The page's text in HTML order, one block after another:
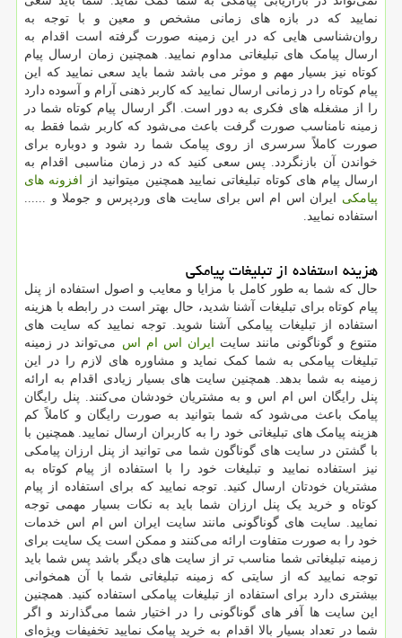
نمایید که در بازه‌ های زمانی مشخص و معین و با توجه به
روان‌شناسی هایی که در این زمینه صورت گرفته است اقدام به
ارسال پیامک ‌های تبلیغاتی مداوم نمایید‌‌. همچنین زمان ارسال پیام
کوتاه نیز بسیار مهم و موثر می باشد شما باید سعی نمایید که این
پیام کوتاه را در زمانی ارسال نمایید که کاربر ذهنی آرام و آسوده دارد
را از مشغله‌ های فکری به دور است. اگر ارسال پیام کوتاه شما در
زمینه نامناسب صورت گرفت باعث می‌شود که کاربر شما فقط به
صورت کاملاً سرسری از روی پیامک شما رد شود و دوباره برای
خواندن آن بازنگردد‌. پس سعی کنید که در زمان مناسبی اقدام به
ارسال پیام ‌های کوتاه تبلیغاتی نمایید همچنین میتوانید از افزونه های
پیامکی ایران اس ام اس برای سایت های وردپرس و جوملا و ......
استفاده نمایید.
هزینه استفاده از تبلیغات پیامکی
حال که شما به طور کامل با مزایا و معایب و اصول استفاده از پنل
پیام کوتاه برای تبلیغات آشنا شدید، حال بهتر است در رابطه با هزینه
استفاده از تبلیغات پیامکی آشنا شوید. توجه نمایید که سایت‌ های
متنوع و گوناگونی مانند سایت ایران اس ام اس می‌تواند در زمینه
تبلیغات پیامکی به شما کمک نماید و مشاوره‌ های لازم را در این
زمینه به شما بدهد. همچنین سایت های بسیار زیادی اقدام به ارائه
پنل رایگان اس ام اس و به مشتریان خودشان می‌کنند‌. پنل رایگان
پیامک باعث می‌شود که شما بتوانید به صورت رایگان و کاملاً کم‌
هزینه پیامک ‌های تبلیغاتی خود را به کاربران ارسال نمایید. همچنین با
با گشتن در سایت ‌های گوناگون شما می توانید از پنل ارزان پیامکی
نیز استفاده نمایید و تبلیغات خود را با استفاده از پیام کوتاه به
مشتریان خودتان ارسال کنید. توجه نمایید که برای استفاده از پیام
کوتاه و خرید یک پنل ارزان شما باید به نکات بسیار مهمی توجه
نمایید. سایت‌ های گوناگونی مانند سایت ایران اس ام اس خدمات
خود را به صورت متفاوت ارائه می‌کنند و ممکن است یک سایت برای
زمینه تبلیغاتی شما مناسب ‌تر از سایت های دیگر باشد پس شما باید
توجه نمایید که از سایتی که زمینه تبلیغاتی شما با آن همخوانی
بیشتری دارد برای استفاده از تبلیغات پیامکی استفاده کنید. همچنین
این سایت‌ ها آفر های گوناگونی را در اختیار شما می‌گذارند و اگر
شما در تعداد بسیار بالا اقدام به خرید پیامک نمایید تخفیفات ویژه‌ای